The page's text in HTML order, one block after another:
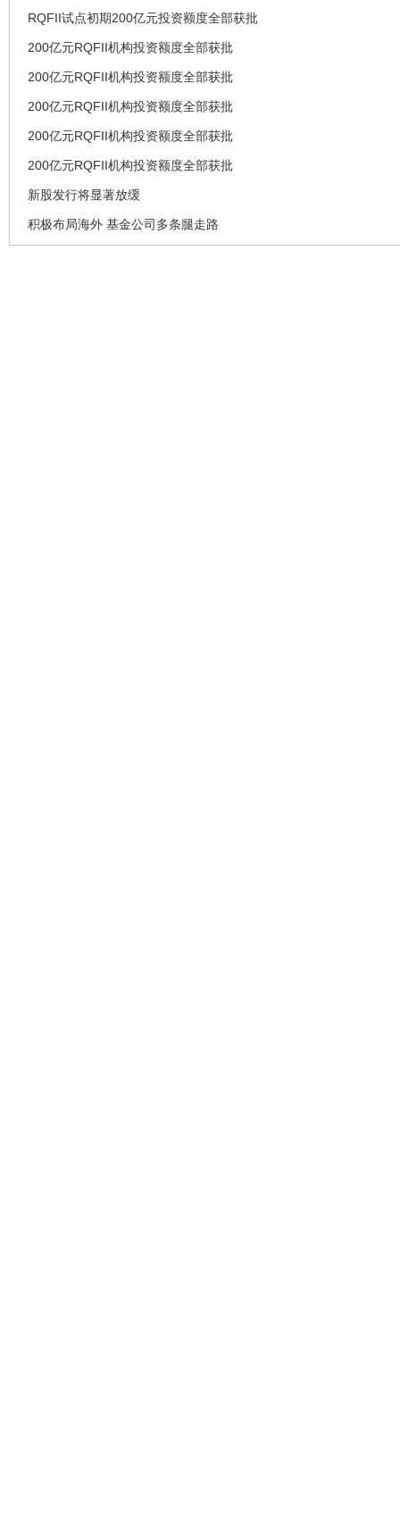
RQFII试点初期200亿元投资额度全部获批
200亿元RQFII机构投资额度全部获批
200亿元RQFII机构投资额度全部获批
200亿元RQFII机构投资额度全部获批
200亿元RQFII机构投资额度全部获批
200亿元RQFII机构投资额度全部获批
新股发行将显著放缓
积极布局海外 基金公司多条腿走路